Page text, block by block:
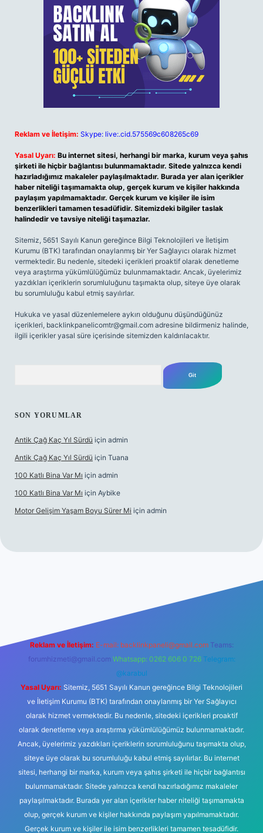
Reklam ve İletişim: Skype: live:.cid.575569c608265c69
Yasal Uyarı: Bu internet sitesi, herhangi bir marka, kurum veya şahıs
şirketi ile hiçbir bağlantısı bulunmamaktadır. Sitede yalnızca kendi
hazırladığımız makaleler paylaşılmaktadır. Burada yer alan içerikler
haber niteliği taşımamakta olup, gerçek kurum ve kişiler hakkında
paylaşım yapılmamaktadır. Gerçek kurum ve kişiler ile isim
benzerlikleri tamamen tesadüfidir. Sitemizdeki bilgiler taslak
halindedir ve tavsiye niteliği taşımazlar.
Sitemiz, 5651 Sayılı Kanun gereğince Bilgi Teknolojileri ve İletişim
Kurumu (BTK) tarafından onaylanmış bir Yer Sağlayıcı olarak hizmet
vermektedir. Bu nedenle, sitedeki içerikleri proaktif olarak denetleme
veya araştırma yükümlülüğümüz bulunmamaktadır. Ancak, üyelerimiz
yazdıkları içeriklerin sorumluluğunu taşımakta olup, siteye üye olarak
bu sorumluluğu kabul etmiş sayılırlar.
Hukuka ve yasal düzenlemelere aykırı olduğunu düşündüğünüz
içerikleri, backlinkpanelicomtr@gmail.com adresine bildirmeniz halinde,
ilgili içerikler yasal süre içerisinde sitemizden kaldırılacaktır.
SON YORUMLAR
Antik Çağ Kaç Yıl Sürdü için admin
Antik Çağ Kaç Yıl Sürdü için Tuana
100 Katlı Bina Var Mı için admin
100 Katlı Bina Var Mı için Aybike
Motor Gelişim Yaşam Boyu Sürer Mi için admin
Reklam ve İletişim: E-mail: backlinkpaneli@gmail.com Teams:
forumhizmeti@gmail.com Whatsapp: 0262 606 0 726 Telegram:
@karabul
Yasal Uyarı: Sitemiz, 5651 Sayılı Kanun gereğince Bilgi Teknolojileri
ve İletişim Kurumu (BTK) tarafından onaylanmış bir Yer Sağlayıcı
olarak hizmet vermektedir. Bu nedenle, sitedeki içerikleri proaktif
olarak denetleme veya araştırma yükümlülüğümüz bulunmamaktadır.
Ancak, üyelerimiz yazdıkları içeriklerin sorumluluğunu taşımakta olup,
siteye üye olarak bu sorumluluğu kabul etmiş sayılırlar. Bu internet
sitesi, herhangi bir marka, kurum veya şahıs şirketi ile hiçbir bağlantısı
bulunmamaktadır. Sitede yalnızca kendi hazırladığımız makaleler
paylaşılmaktadır. Burada yer alan içerikler haber niteliği taşımamakta
olup, gerçek kurum ve kişiler hakkında paylaşım yapılmamaktadır.
Gerçek kurum ve kişiler ile isim benzerlikleri tamamen tesadüfidir.